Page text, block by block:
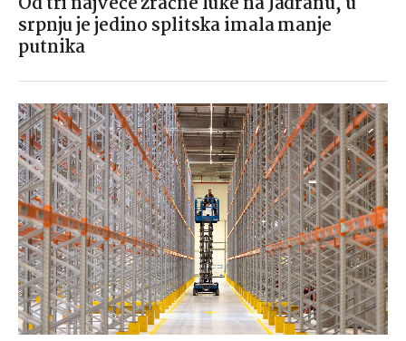
srpnju je jedino splitska imala manje
putnika